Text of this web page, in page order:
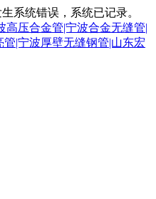
系统错误，系统已记录。